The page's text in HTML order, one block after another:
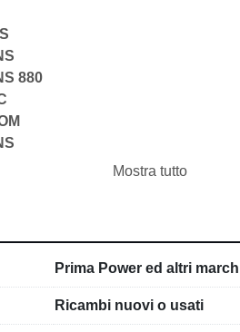
880
IDRAULICA
Mostra tutto
Prima Power ed altri
Ricambi nuovi o usati